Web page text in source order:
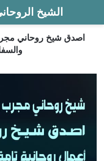
الشيخ
اصدق شيخ روحاني